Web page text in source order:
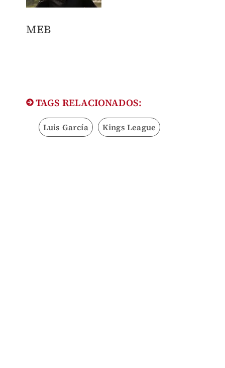
MEB
TAGS RELACIONADOS:
Luis García Kings League